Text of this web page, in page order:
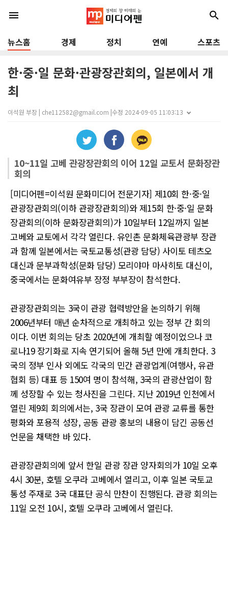
menu search
뉴스홈 경제 정치 연예 스포츠
한·중·일 문화·관광장관회의, 일본에서 개
최
이석원 부장 | che112582@gmail.com |수정 2024-09-05 11:03:13
10~11일 고베 관광장관회의 이어 12일 교토서 문화장관
회의
[미디어펜=이석원 문화미디어 전문기자] 제10회 한·중·일
관광장관회의(이하 관광장관회의)와 제15회 한·중·일 문화
장관회의(이하 문화장관회의)가 10일부터 12일까지 일본
고베와 교토에서 각각 열린다. 유인촌 문화체육관광부 장관
과 함께 일본에서는 국토교통성(관광 담당) 사이토 테츠오
대신과 문부과학성(문화 담당) 모리야마 마사히토 대신이,
중국에서는 문화여유부 장정 부부장이 참석한다.
관광장관회의는 3국이 관광 협력방안을 논의하기 위해
2006년부터 매년 순차적으로 개최하고 있는 정부 간 회의
이다. 이번 회의는 당초 2020년에 개최할 예정이었으나 코
로나19 장기화로 지속 연기되어 올해 5년 만에 개최한다. 3
국의 정부 인사 외에도 각국의 민간 관광업계(여행사, 유관
협회 등) 대표 등 150여 명이 참석해, 3국의 관광산업이 함
께 성장할 수 있는 청사진을 그린다. 지난 2019년 인천에서
열린 제9회 회의에서는, 3국 장관이 모여 관광 교류를 통한
평화와 포용적 성장, 공동 관광 홍보의 내용이 담긴 공동선
언문을 채택한 바 있다.
관광장관회의에 앞서 한일 관광 장관 양자회의가 10일 오후
4시 30분, 호텔 오쿠라 고베에서 열리고, 이후 일본 국토교
통성 주재로 3국 대표단 공식 만찬이 진행된다. 관광 회의는
11일 오전 10시, 호텔 오쿠라 고베에서 열린다.